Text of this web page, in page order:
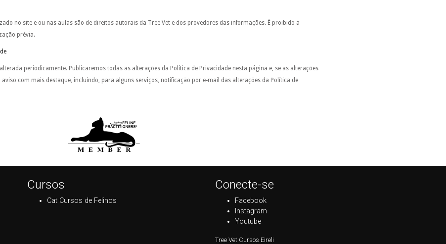
no site e ou nas aulas são de direitos autorais da Tree Vet e dos provedores das informações. É proibido a
prévia.
periodicamente. Publicaremos todas as alterações da Política de Privacidade nesta página e, se as alterações
com mais destaque, incluindo, para alguns serviços, notificação por e-mail das alterações da Política de
Cursos
Cat Cursos de Felinos
Conecte-se
Facebook
Instagram
Youtube
Tree Vet Cursos Eireli